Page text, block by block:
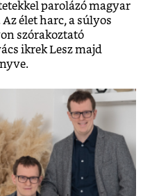
parolázó magyar
élet harc, a súlyos
szórakoztató
ikrek Lesz majd